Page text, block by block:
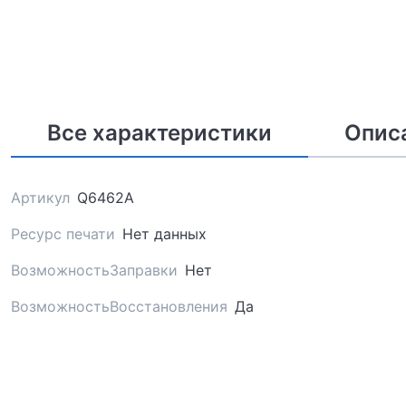
Все характеристики
Артикул Q6462A
Ресурс печати Нет данных
ВозможностьЗаправки Нет
ВозможностьВосстановления Да